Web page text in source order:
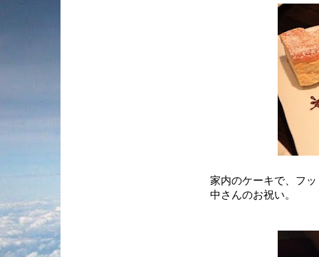
家内のケーキで、フ
中さんのお祝い。